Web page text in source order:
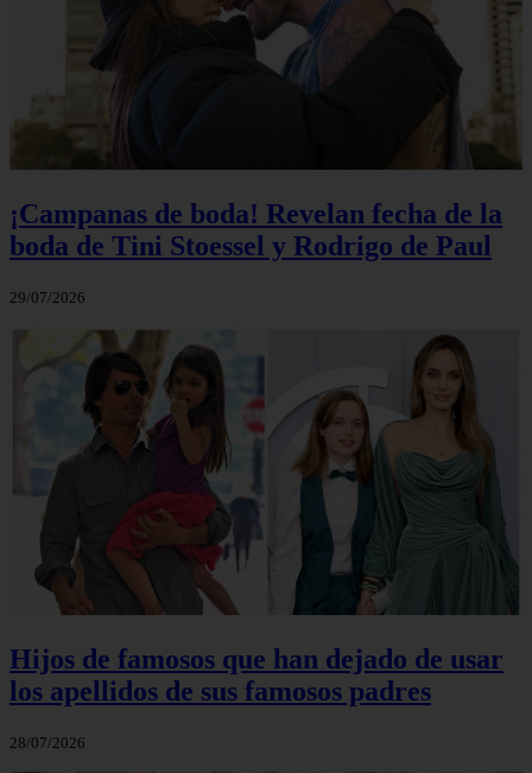
¡Campanas de boda! Revelan fecha de la
boda de Tini Stoessel y Rodrigo de Paul
29/07/2026
Hijos de famosos que han dejado de usar
los apellidos de sus famosos padres
28/07/2026